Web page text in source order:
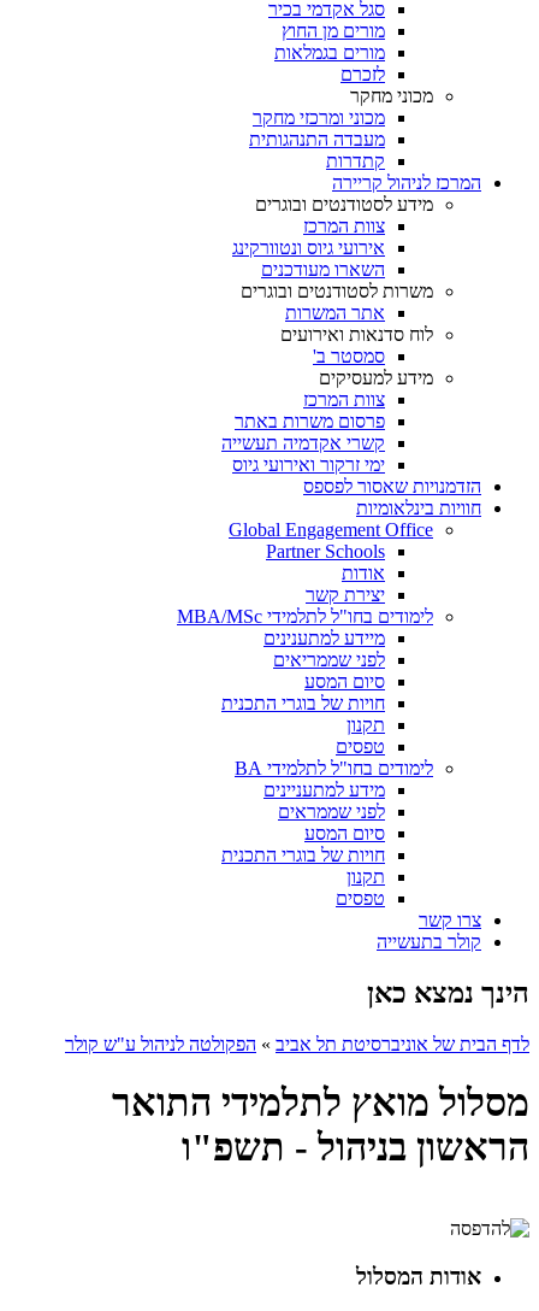
סגל אקדמי בכיר
מורים מן החוץ
מורים בגמלאות
לזכרם
מכוני מחקר
מכוני ומרכזי מחקר
מעבדה התנהגותית
קתדרות
המרכז לניהול קריירה
מידע לסטודנטים ובוגרים
צוות המרכז
אירועי גיוס ונטוורקינג
השארו מעודכנים
משרות לסטודנטים ובוגרים
אתר המשרות
לוח סדנאות ואירועים
סמסטר ב'
מידע למעסיקים
צוות המרכז
פרסום משרות באתר
קשרי אקדמיה תעשייה
ימי זרקור ואירועי גיוס
הזדמנויות שאסור לפספס
חוויות בינלאומיות
Global Engagement Office
Partner Schools
אודות
יצירת קשר
לימודים בחו"ל לתלמידי MBA/MSc
מיידע למתענינים
לפני שממריאים
סיום המסע
חויות של בוגרי התכנית
תקנון
טפסים
לימודים בחו"ל לתלמידי BA
מידע למתעניינים
לפני שממראים
סיום המסע
חויות של בוגרי התכנית
תקנון
טפסים
צרו קשר
קולר בתעשייה
הינך נמצא כאן
לדף הבית של אוניברסיטת תל אביב » הפקולטה לניהול ע"ש קולר
מסלול מואץ לתלמידי התואר
הראשון בניהול - תשפ"ו
אודות המסלול